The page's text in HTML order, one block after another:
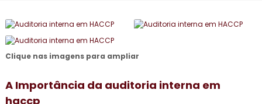
Clique nas imagens para ampliar
A Importância da auditoria interna em
haccp